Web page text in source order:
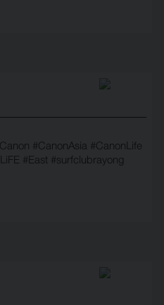
#CanonAsia #CanonLife
#East #surfclubrayong